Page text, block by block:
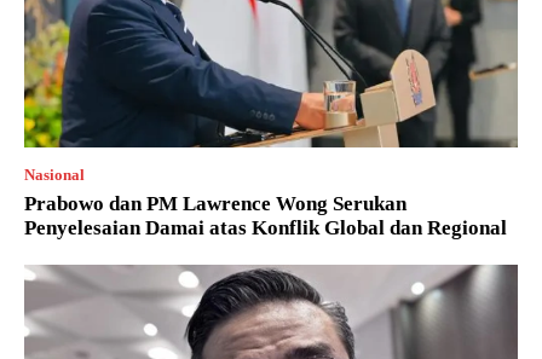
Nasional
Prabowo dan PM Lawrence Wong Serukan
Penyelesaian Damai atas Konflik Global dan Regional